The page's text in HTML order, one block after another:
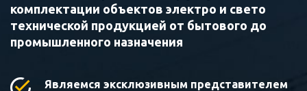
комплектации объектов электро и свето
технической продукцией от бытового до
промышленного назначения
Являемся эксклюзивным представителем